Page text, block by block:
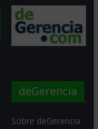
deGerencia
Sobre deGerencia